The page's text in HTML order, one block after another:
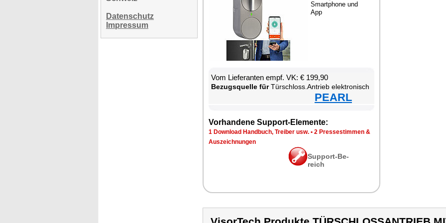
Datenschutz
Impressum
Smart­pho­ne und
App
Vom Lie­fe­ran­ten empf. VK: € 199,90
Be­zugs­quel­le fürTür­schloss.An­trieb elek­tro­nisch
PEARL
Vor­han­de­ne Sup­port-Ele­men­te:
1 Down­load Hand­buch, Trei­ber usw. • 2 Pres­se­stim­men &
Aus­zeich­nun­gen
Sup­port-Be­
reich